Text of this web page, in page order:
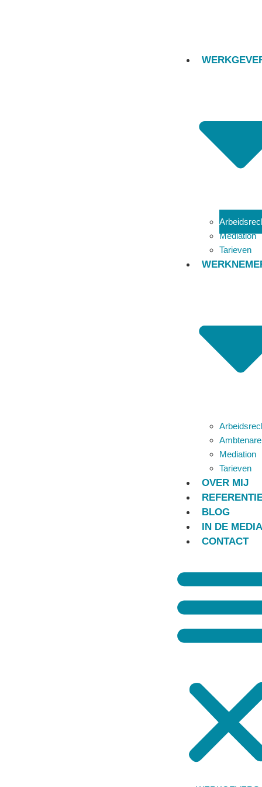
Mediation
Tarieven
Mediation
Tarieven
OVER MIJ
BLOG
IN DE MEDIA
CONTACT
AL MEER
VERBAND
“Ik wens u veel
bedoeld is. Als werkgever
problemen met zich mee
disfunctioneren, na twee
ontslagen op staande voet.
zeer ervaren, zoals
arbeidsovereenkomsten,
bij het wijzigen of
medezeggenschap, ziekte-
diverse cliënten die